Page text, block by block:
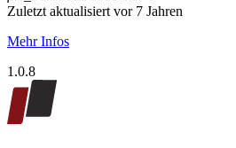
Zuletzt aktualisiert vor 7 Jahren
Mehr Infos
1.0.8